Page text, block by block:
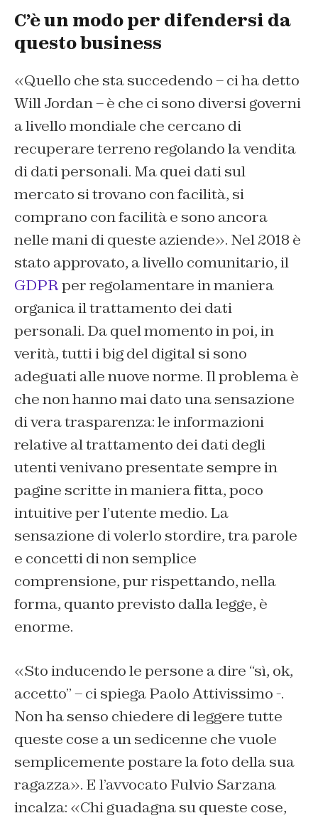
C’è un modo per difendersi da
questo business
«Quello che sta succedendo – ci ha detto
Will Jordan – è che ci sono diversi governi
a livello mondiale che cercano di
recuperare terreno regolando la vendita
di dati personali. Ma quei dati sul
mercato si trovano con facilità, si
comprano con facilità e sono ancora
nelle mani di queste aziende». Nel 2018 è
stato approvato, a livello comunitario, il
GDPRper regolamentare in maniera
organica il trattamento dei dati
personali. Da quel momento in poi, in
verità, tutti i big del digital si sono
adeguati alle nuove norme. Il problema è
che non hanno mai dato una sensazione
di vera trasparenza: le informazioni
relative al trattamento dei dati degli
utenti venivano presentate sempre in
pagine scritte in maniera fitta, poco
intuitive per l’utente medio. La
sensazione di volerlo stordire, tra parole
e concetti di non semplice
comprensione, pur rispettando, nella
forma, quanto previsto dalla legge, è
enorme.
«Sto inducendo le persone a dire “sì, ok,
accetto” – ci spiega Paolo Attivissimo -.
Non ha senso chiedere di leggere tutte
queste cose a un sedicenne che vuole
semplicemente postare la foto della sua
ragazza». E l’avvocato Fulvio Sarzana
incalza: «Chi guadagna su queste cose,